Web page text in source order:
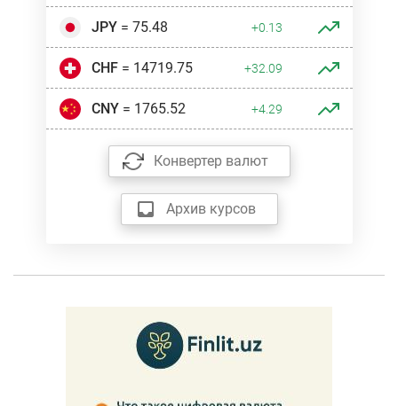
JPY= 75.48 +0.13
CHF= 14719.75 +32.09
CNY= 1765.52 +4.29
Конвертер валют
Архив курсов